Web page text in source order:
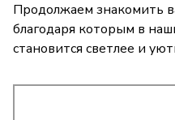
Продолжаем знакомить
благодаря которым в
становится светлее и